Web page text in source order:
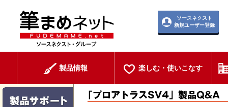
ソースネクスト
新規ユーザー登録
製品情報 楽しむ・使いこなす